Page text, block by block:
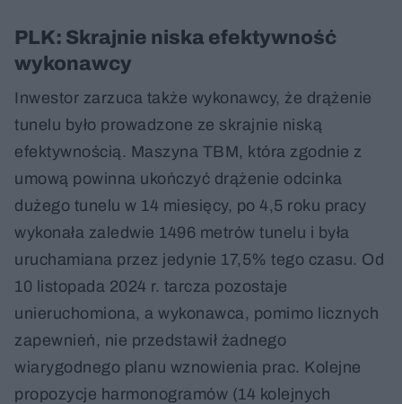
PLK: Skrajnie niska efektywność
wykonawcy
Inwestor zarzuca także wykonawcy, że drążenie
tunelu było prowadzone ze skrajnie niską
efektywnością. Maszyna TBM, która zgodnie z
umową powinna ukończyć drążenie odcinka
dużego tunelu w 14 miesięcy, po 4,5 roku pracy
wykonała zaledwie 1496 metrów tunelu i była
uruchamiana przez jedynie 17,5% tego czasu. Od
10 listopada 2024 r. tarcza pozostaje
unieruchomiona, a wykonawca, pomimo licznych
zapewnień, nie przedstawił żadnego
wiarygodnego planu wznowienia prac. Kolejne
propozycje harmonogramów (14 kolejnych